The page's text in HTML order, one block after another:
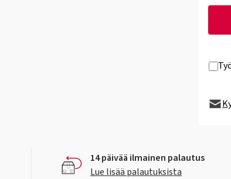
14 päivää ilmainen palautus
Lue lisää palautuksista